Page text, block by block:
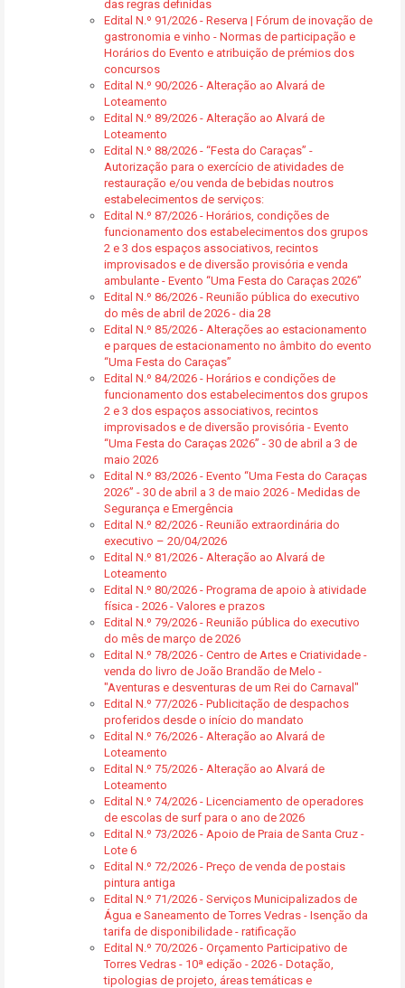
das regras definidas
Edital N.º 91/2026 - Reserva | Fórum de inovação de
gastronomia e vinho - Normas de participação e
Horários do Evento e atribuição de prémios dos
concursos
Edital N.º 90/2026 - Alteração ao Alvará de
Loteamento
Edital N.º 89/2026 - Alteração ao Alvará de
Loteamento
Edital N.º 88/2026 - “Festa do Caraças” -
Autorização para o exercício de atividades de
restauração e/ou venda de bebidas noutros
estabelecimentos de serviços:
Edital N.º 87/2026 - Horários, condições de
funcionamento dos estabelecimentos dos grupos
2 e 3 dos espaços associativos, recintos
improvisados e de diversão provisória e venda
ambulante - Evento “Uma Festa do Caraças 2026”
Edital N.º 86/2026 - Reunião pública do executivo
do mês de abril de 2026 - dia 28
Edital N.º 85/2026 - Alterações ao estacionamento
e parques de estacionamento no âmbito do evento
“Uma Festa do Caraças”
Edital N.º 84/2026 - Horários e condições de
funcionamento dos estabelecimentos dos grupos
2 e 3 dos espaços associativos, recintos
improvisados e de diversão provisória - Evento
“Uma Festa do Caraças 2026” - 30 de abril a 3 de
maio 2026
Edital N.º 83/2026 - Evento “Uma Festa do Caraças
2026” - 30 de abril a 3 de maio 2026 - Medidas de
Segurança e Emergência
Edital N.º 82/2026 - Reunião extraordinária do
executivo – 20/04/2026
Edital N.º 81/2026 - Alteração ao Alvará de
Loteamento
Edital N.º 80/2026 - Programa de apoio à atividade
física - 2026 - Valores e prazos
Edital N.º 79/2026 - Reunião pública do executivo
do mês de março de 2026
Edital N.º 78/2026 - Centro de Artes e Criatividade -
venda do livro de João Brandão de Melo -
"Aventuras e desventuras de um Rei do Carnaval"
Edital N.º 77/2026 - Publicitação de despachos
proferidos desde o início do mandato
Edital N.º 76/2026 - Alteração ao Alvará de
Loteamento
Edital N.º 75/2026 - Alteração ao Alvará de
Loteamento
Edital N.º 74/2026 - Licenciamento de operadores
de escolas de surf para o ano de 2026
Edital N.º 73/2026 - Apoio de Praia de Santa Cruz -
Lote 6
Edital N.º 72/2026 - Preço de venda de postais
pintura antiga
Edital N.º 71/2026 - Serviços Municipalizados de
Água e Saneamento de Torres Vedras - Isenção da
tarifa de disponibilidade - ratificação
Edital N.º 70/2026 - Orçamento Participativo de
Torres Vedras - 10ª edição - 2026 - Dotação,
tipologias de projeto, áreas temáticas e